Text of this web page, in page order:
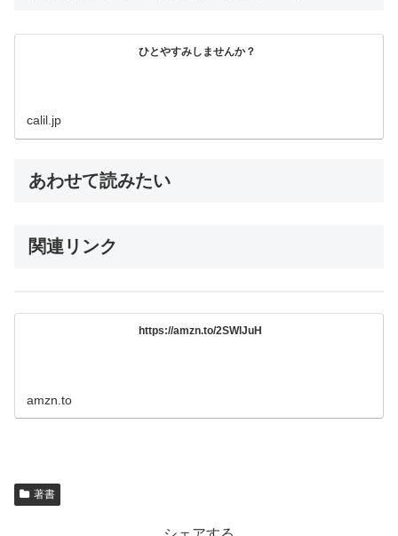
ひとやすみしませんか？
calil.jp
あわせて読みたい
関連リンク
https://amzn.to/2SWlJuH
amzn.to
著書